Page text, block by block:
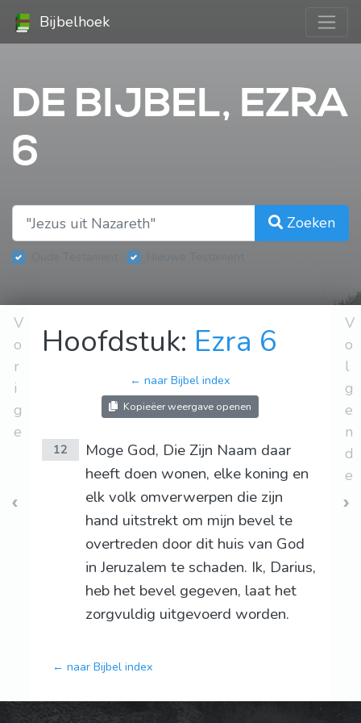
Bijbelhoek
DE BIJBEL, EZRA
6
Zoeken
V
o
r
i
g
e
Hoofdstuk: Ezra 6
← naar Bijbel index
Kopieëer weergave openen
12
Moge God, Die Zijn Naam daar
heeft doen wonen, elke koning en
elk volk omverwerpen die zijn
hand uitstrekt om mijn bevel te
overtreden door dit huis van God
in Jeruzalem te schaden. Ik, Darius,
heb het bevel gegeven, laat het
zorgvuldig uitgevoerd worden.
← naar Bijbel index
V
o
l
g
e
n
d
e